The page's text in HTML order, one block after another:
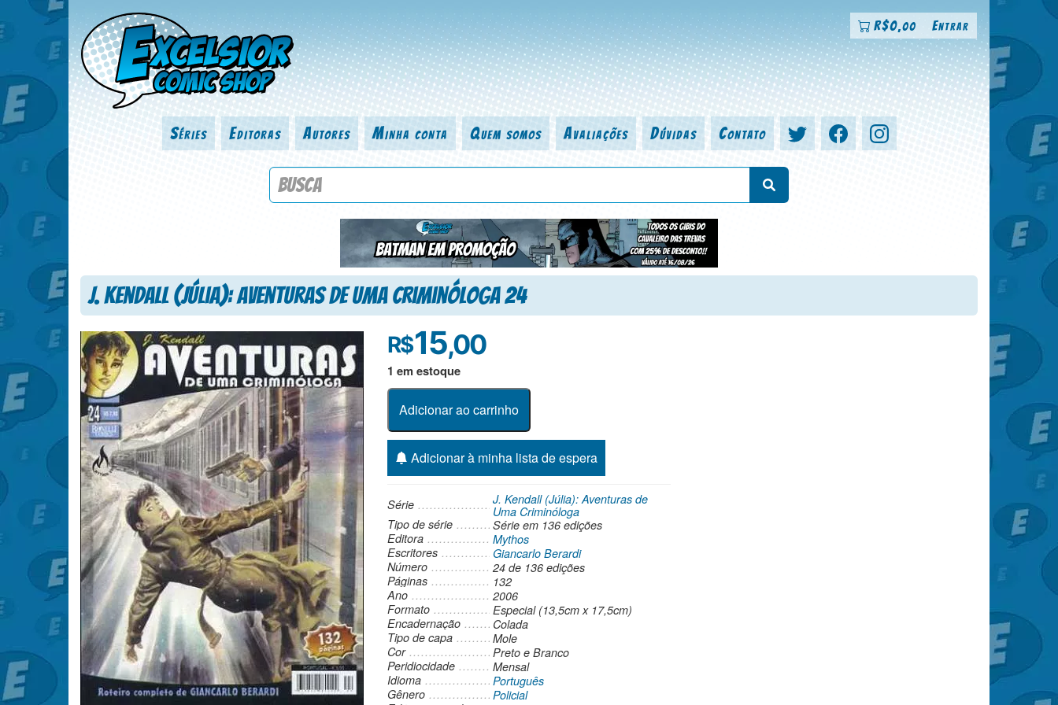
R$0,00 Entrar
Séries Editoras Autores Minha conta Quem somos Avaliações Dúvidas Contato
Procure por título da revista, personagem, série, escritor, desenhista, arte-finalista, colorista
J. Kendall (Júlia): Aventuras de Uma Criminóloga 24
R$15,00
1 em estoque
Adicionar ao carrinho
Adicionar à minha lista de espera
Série
J. Kendall (Júlia): Aventuras de
Uma Criminóloga
Tipo de série
Série em 136 edições
Editora
Mythos
Escritores
Giancarlo Berardi
Número
24 de 136 edições
Páginas
132
Ano
2006
Formato
Especial (13,5cm x 17,5cm)
Encadernação
Colada
Tipo de capa
Mole
Cor
Preto e Branco
Peridiocidade
Mensal
Idioma
Português
Gênero
Policial